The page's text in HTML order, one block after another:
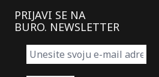
PRIJAVI SE NA
BURO. NEWSLETTER